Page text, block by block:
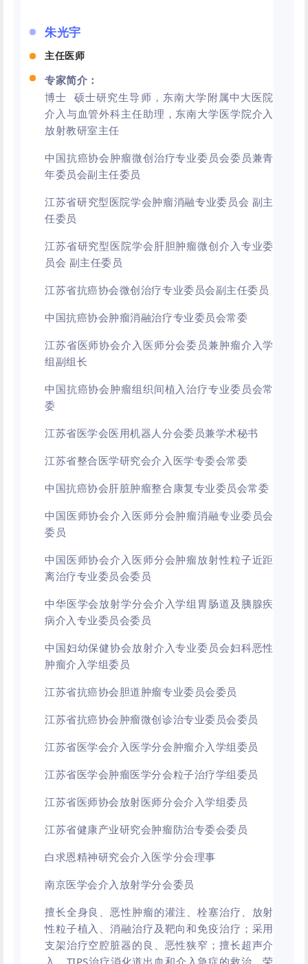
朱光宇
主任医师
专家简介：
博士 硕士研究生导师，东南大学附属中大医院
介入与血管外科主任助理，东南大学医学院介入
放射教研室主任
中国抗癌协会肿瘤微创治疗专业委员会委员兼青
年委员会副主任委员
江苏省研究型医院学会肿瘤消融专业委员会 副主
任委员
江苏省研究型医院学会肝胆肿瘤微创介入专业委
员会 副主任委员
江苏省抗癌协会微创治疗专业委员会副主任委员
中国抗癌协会肿瘤消融治疗专业委员会常委
江苏省医师协会介入医师分会委员兼肿瘤介入学
组副组长
中国抗癌协会肿瘤组织间植入治疗专业委员会常
委
江苏省医学会医用机器人分会委员兼学术秘书
江苏省整合医学研究会介入医学专委会常委
中国抗癌协会肝脏肿瘤整合康复专业委员会常委
中国医师协会介入医师分会肿瘤消融专业委员会
委员
中国医师协会介入医师分会肿瘤放射性粒子近距
离治疗专业委员会委员
中华医学会放射学分会介入学组胃肠道及胰腺疾
病介入专业委员会委员
中国妇幼保健协会放射介入专业委员会妇科恶性
肿瘤介入学组委员
江苏省抗癌协会胆道肿瘤专业委员会委员
江苏省抗癌协会肿瘤微创诊治专业委员会委员
江苏省医学会介入医学分会肿瘤介入学组委员
江苏省医学会肿瘤医学分会粒子治疗学组委员
江苏省医师协会放射医师分会介入学组委员
江苏省健康产业研究会肿瘤防治专委会委员
白求恩精神研究会介入医学分会理事
南京医学会介入放射学分会委员
擅长全身良、恶性肿瘤的灌注、栓塞治疗、放射
性粒子植入、消融治疗及靶向和免疫治疗；采用
支架治疗空腔脏器的良、恶性狭窄；擅长超声介
入、TIPS治疗消化道出血和介入急症的救治。荣